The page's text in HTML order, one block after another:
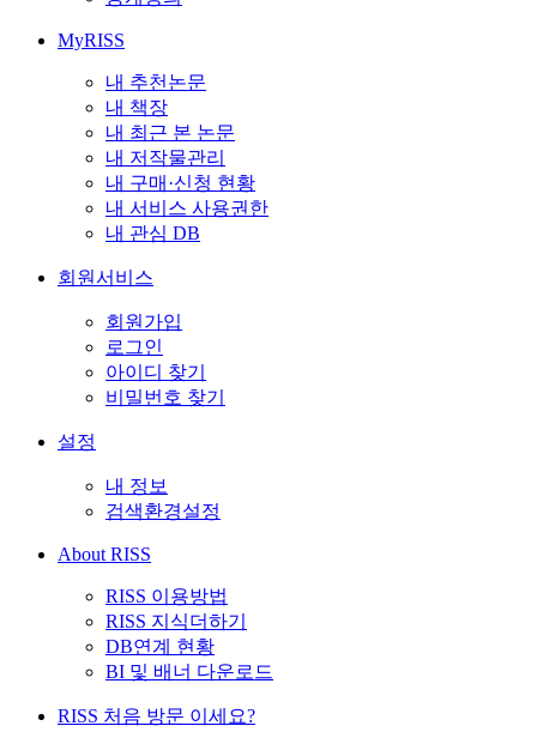
MyRISS
내 추천논문
내 책장
내 최근 본 논문
내 저작물관리
내 구매·신청 현황
내 서비스 사용권한
내 관심 DB
회원서비스
회원가입
로그인
아이디 찾기
비밀번호 찾기
설정
내 정보
검색환경설정
About RISS
RISS 이용방법
RISS 지식더하기
DB연계 현황
BI 및 배너 다운로드
RISS 처음 방문 이세요?